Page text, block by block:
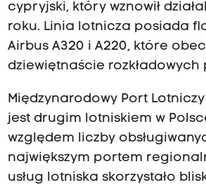
cypryjski, który wznowił
roku. Linia lotnicza posiada
Airbus A320 i A220, które
dziewiętnaście rozkładowych
Międzynarodowy Port
jest drugim lotniskiem w
względem liczby
największym portem
usług lotniska skorzystało